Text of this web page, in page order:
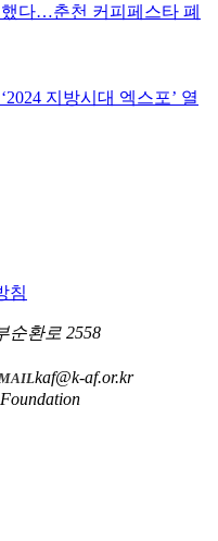
다…춘천 커피페스타 폐
지방시대 엑스포’ 열
침
순환로 2558
kaf@k-af.or.kr